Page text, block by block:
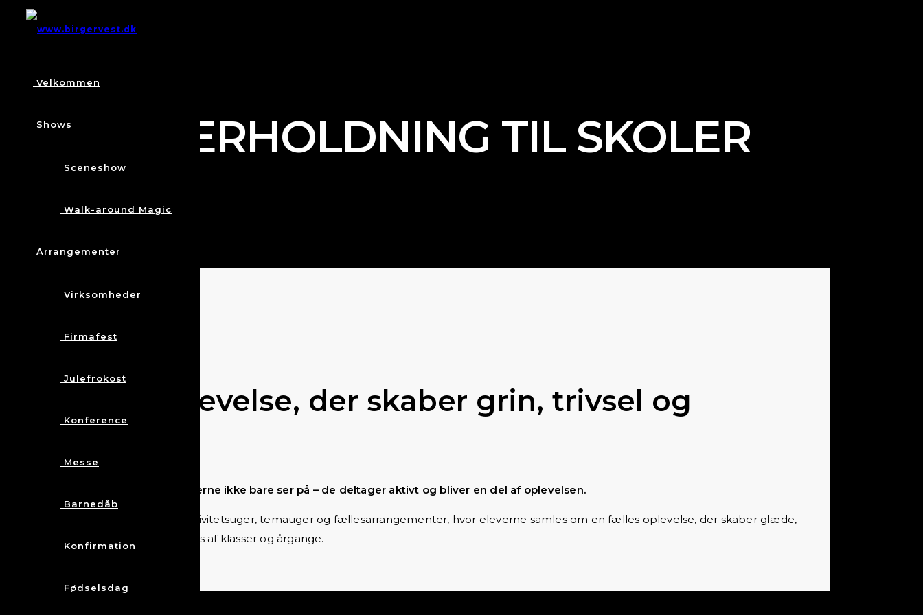
Velkommen
Shows
Sceneshow
Walk-around Magic
Arrangementer
Virksomheder
Firmafest
Julefrokost
Konference
Messe
Barnedåb
Konfirmation
Fødselsdag
UNDERHOLDNING TIL SKOLER
En fælles oplevelse, der skaber grin, trivsel og
Et energifyldt trylleshow, hvor eleverne ikke bare ser på – de deltager aktivt og bliver en del af oplevelsen.
Showet er oplagt til trivselsdage, aktivitetsuger, temauger og fællesarrangementer, hvor eleverne samles om en fælles oplevelse, der skaber glæde,
begejstring og gode minder på tværs af klasser og årgange.